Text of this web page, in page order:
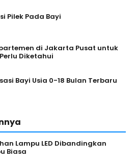
Pilek Pada Bayi
di Jakarta Pusat untuk
Diketahui
Bayi Usia 0-18 Bulan Terbaru
Lampu LED Dibandingkan
Biasa